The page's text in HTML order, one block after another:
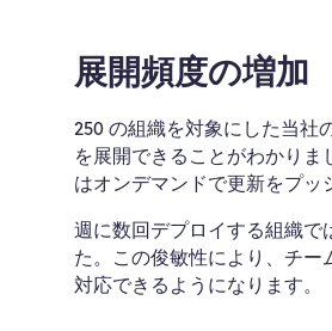
展開頻度の増加
250 の組織を対象にした当
を展開できることがわかり
はオンデマンドで更新をプッ
週に数回デプロイする組織で
た。この俊敏性により、チ
対応できるようになります。